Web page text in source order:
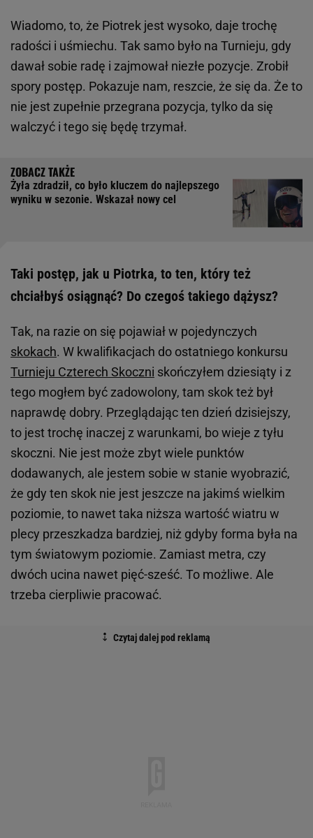
Wiadomo, to, że Piotrek jest wysoko, daje trochę
radości i uśmiechu. Tak samo było na Turnieju, gdy
dawał sobie radę i zajmował niezłe pozycje. Zrobił
spory postęp. Pokazuje nam, reszcie, że się da. Że to
nie jest zupełnie przegrana pozycja, tylko da się
walczyć i tego się będę trzymał.
Żyła zdradził, co było kluczem do najlepszego
wyniku w sezonie. Wskazał nowy cel
Taki postęp, jak u Piotrka, to ten, który też
chciałbyś osiągnąć? Do czegoś takiego dążysz?
Tak, na razie on się pojawiał w pojedynczych
skokach. W kwalifikacjach do ostatniego konkursu
Turnieju Czterech Skoczni skończyłem dziesiąty i z
tego mogłem być zadowolony, tam skok też był
naprawdę dobry. Przeglądając ten dzień dzisiejszy,
to jest trochę inaczej z warunkami, bo wieje z tyłu
skoczni. Nie jest może zbyt wiele punktów
dodawanych, ale jestem sobie w stanie wyobrazić,
że gdy ten skok nie jest jeszcze na jakimś wielkim
poziomie, to nawet taka niższa wartość wiatru w
plecy przeszkadza bardziej, niż gdyby forma była na
tym światowym poziomie. Zamiast metra, czy
dwóch ucina nawet pięć-sześć. To możliwe. Ale
trzeba cierpliwie pracować.